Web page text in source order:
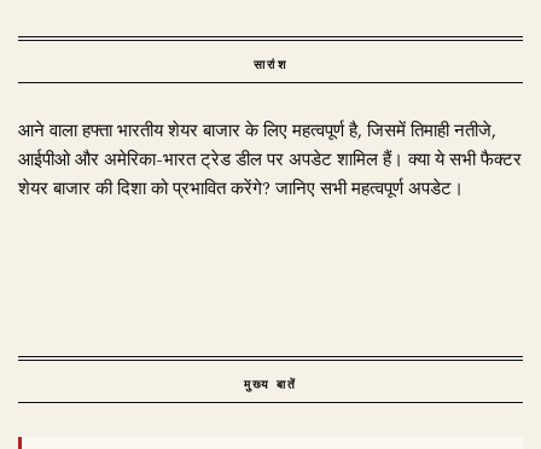
सारांश
आने वाला हफ्ता भारतीय शेयर बाजार के लिए महत्वपूर्ण है, जिसमें तिमाही नतीजे,
आईपीओ और अमेरिका-भारत ट्रेड डील पर अपडेट शामिल हैं। क्या ये सभी फैक्टर
शेयर बाजार की दिशा को प्रभावित करेंगे? जानिए सभी महत्वपूर्ण अपडेट।
मुख्य बातें